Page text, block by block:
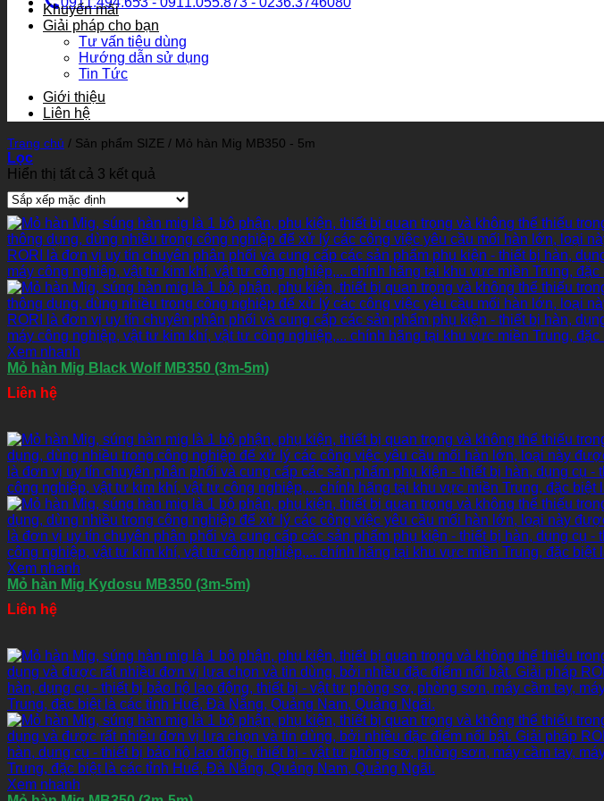
Khuyến mãi
Giải pháp cho bạn
Tư vấn tiêu dùng
Hướng dẫn sử dụng
Tin Tức
Giới thiệu
Liên hệ
Trang chủ / Sản phẩm SIZE / Mỏ hàn Mig MB350 - 5m
Lọc
Hiển thị tất cả 3 kết quả
Xem nhanh
Mỏ hàn Mig Black Wolf MB350 (3m-5m)
Liên hệ
Xem nhanh
Mỏ hàn Mig Kydosu MB350 (3m-5m)
Liên hệ
Xem nhanh